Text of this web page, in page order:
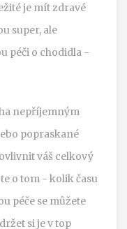
je mít zdravé
super, ale
péči o chodidla -
nepříjemným
popraskané
váš celkový
o tom - kolik času
péče se můžete
si je v top